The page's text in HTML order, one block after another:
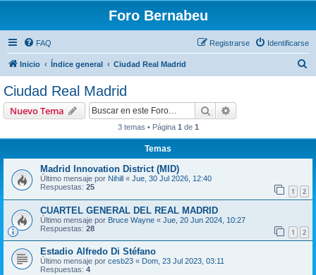
Foro Bernabeu
FAQ Identificarse
Registrarse
Inicio Índice general Ciudad Real Madrid
Ciudad Real Madrid
Nuevo Tema Buscar
3 temas • Página 1 de 1
Temas
Madrid Innovation District (MID)
Último mensaje por Nihill « Jue, 30 Jul 2026, 12:40
Respuestas: 25 1 2
CUARTEL GENERAL DEL REAL MADRID
Último mensaje por Bruce Wayne « Jue, 20 Jun 2024, 10:27
Respuestas: 28 1 2
Estadio Alfredo Di Stéfano
Último mensaje por cesb23 « Dom, 23 Jul 2023, 03:11
Respuestas: 4